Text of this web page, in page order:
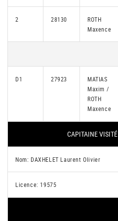
2 28130
ROTH
Maxence
D1 27923
MATIAS
Maxim /
ROTH
Maxence
CAPITAINE VISITÉ
Nom: DAXHELET Laurent Olivier
Licence: 19575